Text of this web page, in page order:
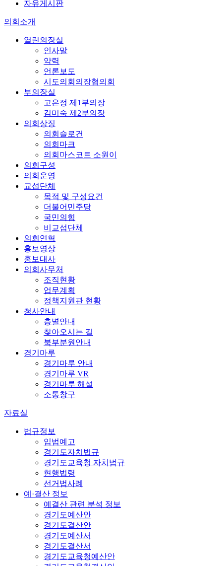
자유게시판
의회소개
열린의장실
인사말
약력
언론보도
시도의회의장협의회
부의장실
고은정 제1부의장
김미숙 제2부의장
의회상징
의회슬로건
의회마크
의회마스코트 소원이
의회구성
의회운영
교섭단체
목적 및 구성요건
더불어민주당
국민의힘
비교섭단체
의회연혁
홍보영상
홍보대사
의회사무처
조직현황
업무계획
정책지원관 현황
청사안내
층별안내
찾아오시는 길
북부분원안내
경기마루
경기마루 안내
경기마루 VR
경기마루 해설
소통창구
자료실
법규정보
입법예고
경기도자치법규
경기도교육청 자치법규
현행법령
선거법사례
예·결산 정보
예결산 관련 분석 정보
경기도예산안
경기도결산안
경기도예산서
경기도결산서
경기도교육청예산안